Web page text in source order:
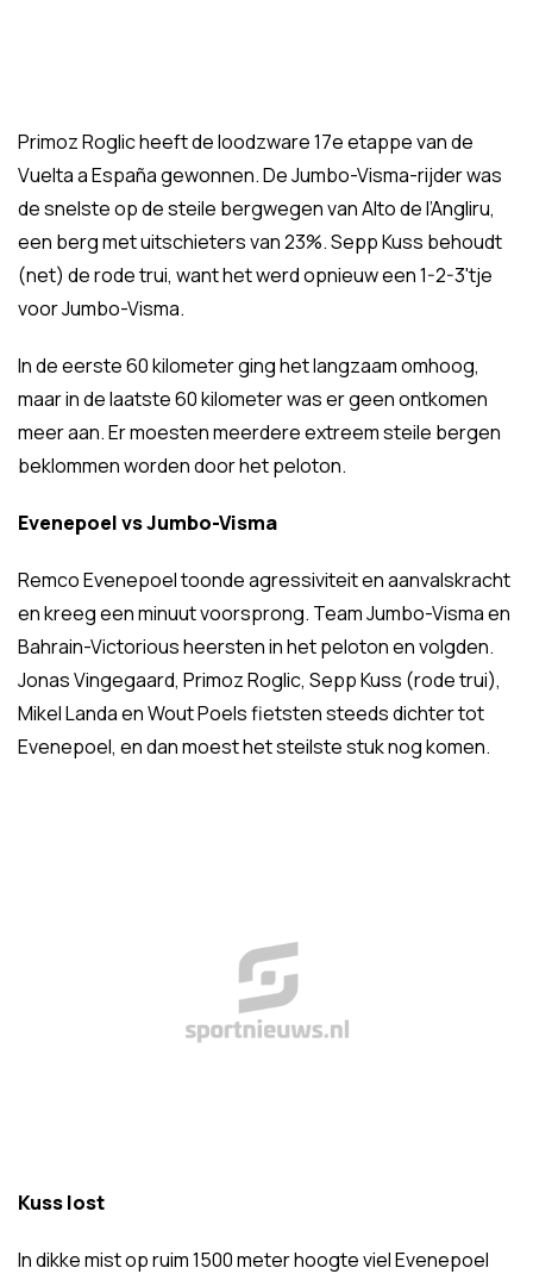
Primoz Roglic heeft de loodzware 17e etappe van de
Vuelta a España gewonnen. De Jumbo-Visma-rijder was
de snelste op de steile bergwegen van Alto de l’Angliru,
een berg met uitschieters van 23%. Sepp Kuss behoudt
(net) de rode trui, want het werd opnieuw een 1-2-3'tje
voor Jumbo-Visma.
In de eerste 60 kilometer ging het langzaam omhoog,
maar in de laatste 60 kilometer was er geen ontkomen
meer aan. Er moesten meerdere extreem steile bergen
beklommen worden door het peloton.
Evenepoel vs Jumbo-Visma
Remco Evenepoel toonde agressiviteit en aanvalskracht
en kreeg een minuut voorsprong. Team Jumbo-Visma en
Bahrain-Victorious heersten in het peloton en volgden.
Jonas Vingegaard, Primoz Roglic, Sepp Kuss (rode trui),
Mikel Landa en Wout Poels fietsten steeds dichter tot
Evenepoel, en dan moest het steilste stuk nog komen.
Kuss lost
In dikke mist op ruim 1500 meter hoogte viel Evenepoel